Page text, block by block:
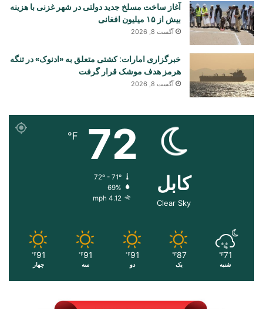
آغاز ساخت مسلخ جدید دولتی در شهر غزنی با هزینه
بیش از ۱۵ میلیون افغانی
آگست 8, 2026
خبرگزاری امارات: کشتی متعلق به «ادنوک» در تنگه
هرمز هدف موشک قرار گرفت
آگست 8, 2026
کابل
Clear Sky
72
℉
72º - 71º
69%
4.12 mph
71
℉
شنبه
87
℉
یک
91
℉
دو
91
℉
سه
91
℉
چهار